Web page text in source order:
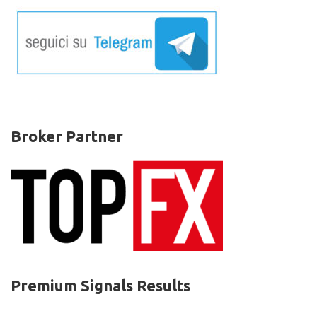
Altcoin
News
Broker Partner
Premium Signals Results